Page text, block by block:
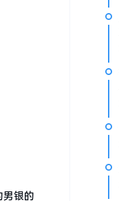
男银的